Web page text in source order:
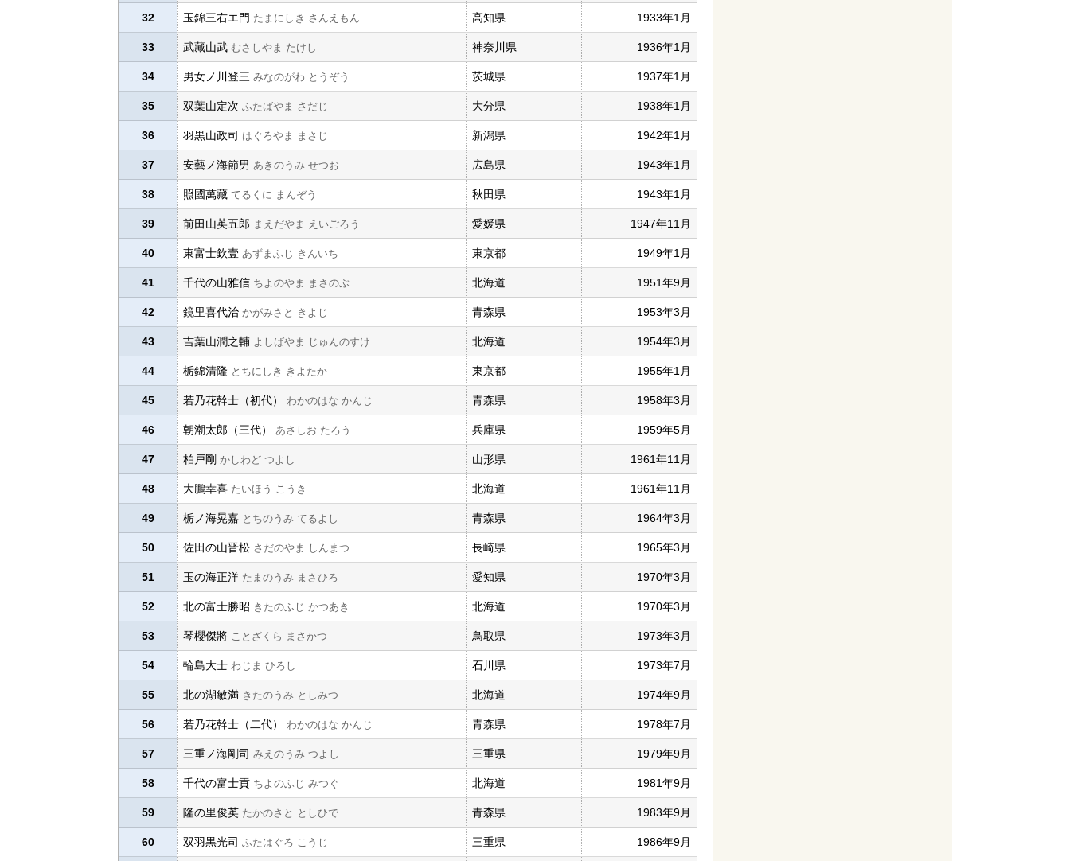
32 玉錦三右エ門 たまにしき さんえもん 高知県 1933年1月
33 武藏山武むさしやま たけし 神奈川県 1936年1月
34 男女ノ川登三みなのがわ とうぞう 茨城県 1937年1月
35 双葉山定次ふたばやま さだじ 大分県 1938年1月
36 羽黒山政司 はぐろやま まさじ 新潟県 1942年1月
37 安藝ノ海節男あきのうみ せつお 広島県 1943年1月
38 照國萬藏てるくに まんぞう 秋田県 1943年1月
39 前田山英五郎 まえだやま えいごろう 愛媛県 1947年11月
40 東富士欽壹あずまふじ きんいち 東京都 1949年1月
41 千代の山雅信 ちよのやま まさのぶ 北海道 1951年9月
42 鏡里喜代治かがみさと きよじ 青森県 1953年3月
43 吉葉山潤之輔 よしばやま じゅんのすけ 北海道 1954年3月
44 栃錦清隆 とちにしき きよたか 東京都 1955年1月
45 若乃花幹士（初代）わかのはな かんじ 青森県 1958年3月
46 朝潮太郎（三代）あさしお たろう 兵庫県 1959年5月
47 柏戸剛かしわど つよし 山形県 1961年11月
48 大鵬幸喜 たいほう こうき 北海道 1961年11月
49 栃ノ海晃嘉 とちのうみ てるよし 青森県 1964年3月
50 佐田の山晋松 さだのやま しんまつ 長崎県 1965年3月
51 玉の海正洋 たまのうみ まさひろ 愛知県 1970年3月
52 北の富士勝昭 きたのふじ かつあき 北海道 1970年3月
53 琴櫻傑將 ことざくら まさかつ 鳥取県 1973年3月
54 輪島大士わじま ひろし 石川県 1973年7月
55 北の湖敏満 きたのうみ としみつ 北海道 1974年9月
56 若乃花幹士（二代）わかのはな かんじ 青森県 1978年7月
57 三重ノ海剛司みえのうみ つよし 三重県 1979年9月
58 千代の富士貢 ちよのふじ みつぐ 北海道 1981年9月
59 隆の里俊英 たかのさと としひで 青森県 1983年9月
60 双羽黒光司ふたはぐろ こうじ 三重県 1986年9月